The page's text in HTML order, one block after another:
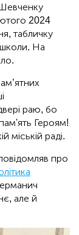
2024
табличку
школи. На
раю, бо
Героям!
міській раді.
про
але й